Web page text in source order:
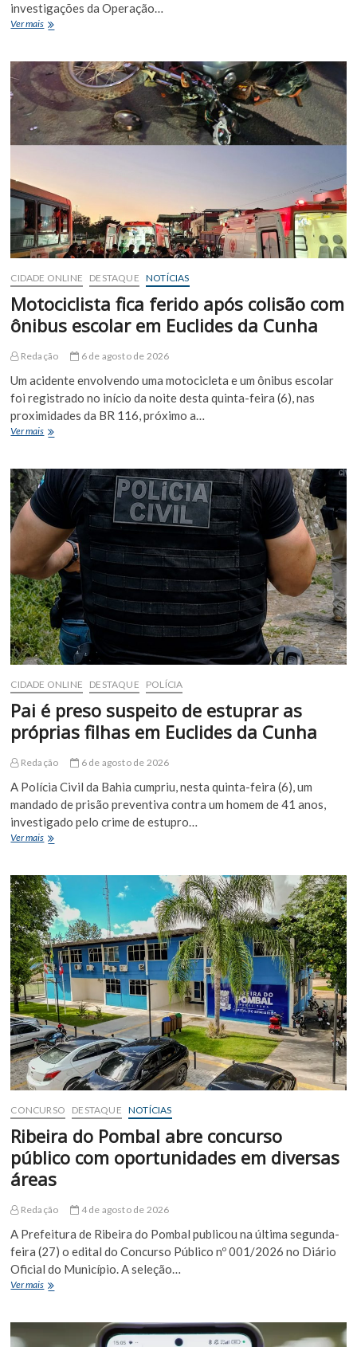
investigações da Operação…
Ver maisDelegado
Civil
da
Bahia
é
preso
em
suspeito
de
cobrar
vantagens
ilegais
garimpeiros
CIDADE ONLINE DESTAQUE NOTÍCIAS
Motociclista fica ferido após colisão com
ônibus escolar em Euclides da Cunha
Redação 6 de agosto de 2026
Um acidente envolvendo uma motocicleta e um ônibus escolar
foi registrado no início da noite desta quinta-feira (6), nas
proximidades da BR 116, próximo a…
Ver maisMotociclista
após
colisão
com
ônibus
escolar
em
Euclides
da
Cunha
CIDADE ONLINE DESTAQUE POLÍCIA
Pai é preso suspeito de estuprar as
próprias filhas em Euclides da Cunha
Redação 6 de agosto de 2026
A Polícia Civil da Bahia cumpriu, nesta quinta-feira (6), um
mandado de prisão preventiva contra um homem de 41 anos,
investigado pelo crime de estupro…
Ver maisPai
suspeito
de
estuprar
as
próprias
filhas
em
Euclides
da
Cunha
CONCURSO DESTAQUE NOTÍCIAS
Ribeira do Pombal abre concurso
público com oportunidades em diversas
áreas
Redação 4 de agosto de 2026
A Prefeitura de Ribeira do Pombal publicou na última segunda-
feira (27) o edital do Concurso Público nº 001/2026 no Diário
Oficial do Município. A seleção…
Ver maisRibeira